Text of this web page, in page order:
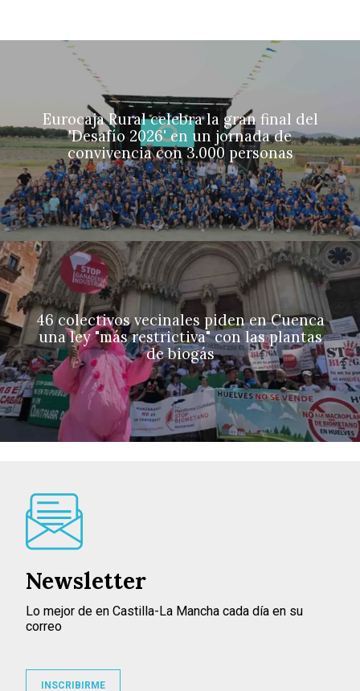
Eurocaja Rural celebra la gran final del
'Desafío 2026' en un jornada de
convivencia con 3.000 personas
46 colectivos vecinales piden en Cuenca
una ley "más restrictiva" con las plantas
de biogás
Newsletter
Lo mejor de en Castilla-La Mancha cada día en su
correo
INSCRIBIRME